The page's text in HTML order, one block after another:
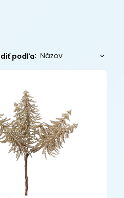
podľa: